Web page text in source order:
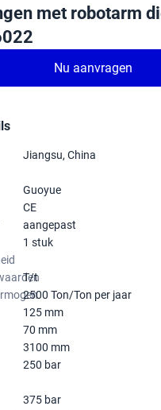
met robotarm
Nu aanvragen
Jiangsu, China
Guoyue
CE
aangepast
1 stuk
T/t
2500 Ton/Ton per jaar
125 mm
70 mm
3100 mm
250 bar
375 bar